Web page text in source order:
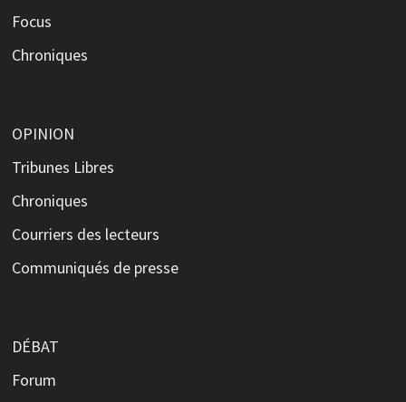
Focus
Chroniques
OPINION
Tribunes Libres
Chroniques
Courriers des lecteurs
Communiqués de presse
DÉBAT
Forum